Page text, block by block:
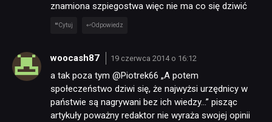
znamiona szpiegostwa więc nie ma co się dziwić
Cytuj Odpowiedz
woocash87 19 czerwca 2014 o 16:12
a tak poza tym @Piotrek66 „A potem
społeczeństwo dziwi się, że najwyżsi urzędnicy w
państwie są nagrywani bez ich wiedzy…” pisząc
artykuły poważny redaktor nie wyraża swojej opinii